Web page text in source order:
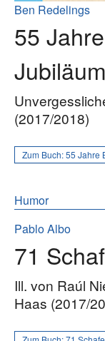
Ben Redelings
55
(2017/2018)
Zum Buch:55 Jahre
Humor
Pablo Albo
71
Ill. von Raúl
Haas (2017/